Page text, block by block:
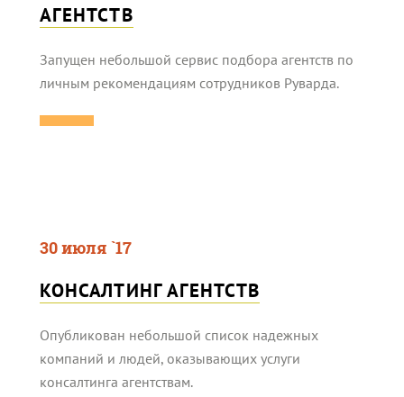
АГЕНТСТВ
Запущен небольшой сервис подбора агентств по
личным рекомендациям сотрудников Руварда.
30 июля `17
КОНСАЛТИНГ АГЕНТСТВ
Опубликован небольшой список надежных
компаний и людей, оказывающих услуги
консалтинга агентствам.